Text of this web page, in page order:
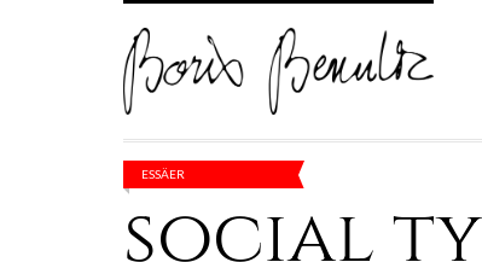
ESSÄER
social